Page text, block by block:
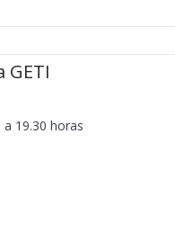
a 19.30 horas